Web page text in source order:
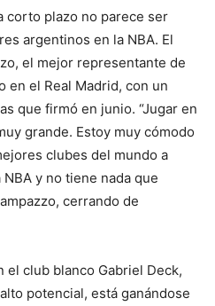
corto plazo no parece ser
argentinos en la NBA. El
el mejor representante de
en el Real Madrid, con un
que firmó en junio. “Jugar en
grande. Estoy muy cómodo
clubes del mundo a
y no tiene nada que
cerrando de
el club blanco Gabriel Deck,
potencial, está ganándose